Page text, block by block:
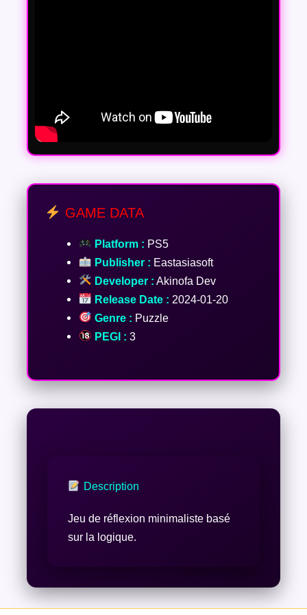
GAME DATA
Platform : PS5
Publisher : Eastasiasoft
Developer : Akinofa Dev
Release Date : 2024-01-20
Genre : Puzzle
PEGI : 3
Description
Jeu de réflexion minimaliste basé
sur la logique.